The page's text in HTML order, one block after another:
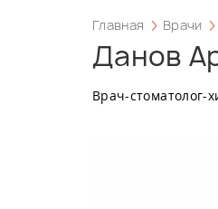
Главная Врачи
Данов
Врач-стоматолог-